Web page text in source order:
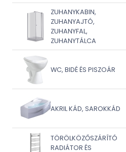
ZUHANYKABIN,
ZUHANYAJTÓ,
ZUHANYFAL,
ZUHANYTÁLCA
WC, BIDÉ ÉS PISZOÁR
AKRIL KÁD, SAROKKÁD
TÖRÖLKÖZŐSZÁRÍTÓ
RADIÁTOR ÉS